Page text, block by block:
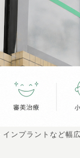
ンプラントなど